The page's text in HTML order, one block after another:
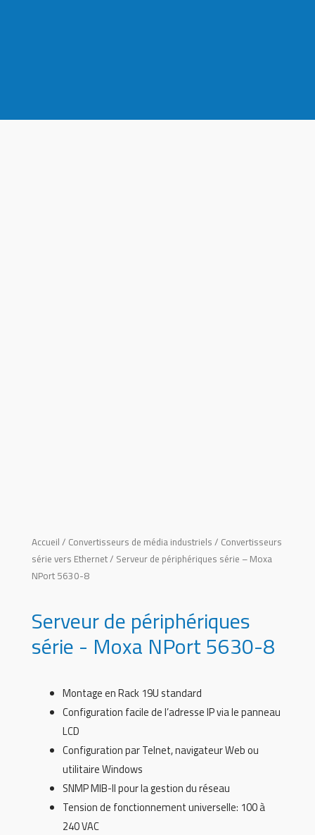
Accueil / Convertisseurs de média industriels / Convertisseurs
série vers Ethernet/ Serveur de périphériques série – Moxa
NPort 5630-8
Serveur de périphériques
série - Moxa NPort 5630-8
Montage en Rack 19U standard
Configuration facile de l’adresse IP via le panneau
LCD
Configuration par Telnet, navigateur Web ou
utilitaire Windows
SNMP MIB-II pour la gestion du réseau
Tension de fonctionnement universelle: 100 à
240 VAC